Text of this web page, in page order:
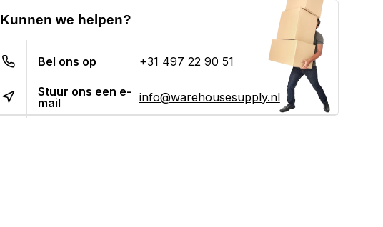
Kunnen we helpen?
Bel ons op +31 497 22 90 51
Stuur ons een e-
mail
info@warehousesupply.nl